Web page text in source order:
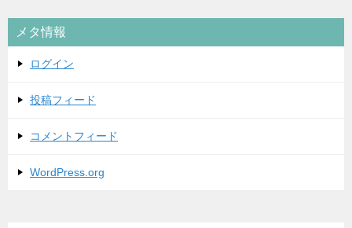
リ
ー
メタ情報
ログイン
投稿フィード
コメントフィード
WordPress.org